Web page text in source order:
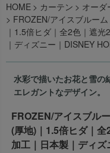
お見舞い申し上げます
部地域を発着するお荷
す。
・九州から全国あての
なお、今後の被害状況
サービスへの影響が変
お客さまにはご不便を
りますようお願い申し
当店は は2026年8月11日
を休業とさせて頂きま
休業中のご注文に関し
当店からの注文確認メ
へのご返答ができかね
いただきますのでよろ
出荷センターも休業と
商品の出荷は2026年8月
→オーダー商品など、
HOME カーテン
オーダ
FROZEN/アイスブルー
｜1.5倍ヒダ｜全2色｜遮
｜ディズニー｜DISNEY
水彩で描いたお花と雪の
エレガントなデザイン。
FROZEN/アイスブル
(厚地)｜1.5倍ヒダ｜
加工｜日本製｜ディ